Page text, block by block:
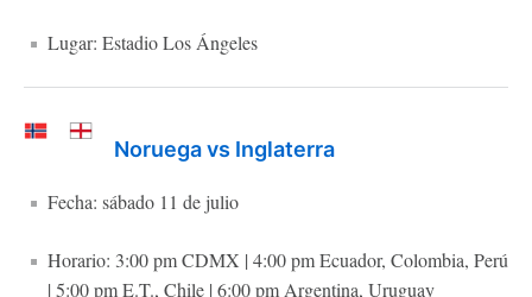
Lugar: Estadio Los Ángeles
Noruega vs Inglaterra
Fecha: sábado 11 de julio
Horario: 3:00 pm CDMX | 4:00 pm Ecuador, Colombia, Perú
| 5:00 pm E.T., Chile | 6:00 pm Argentina, Uruguay